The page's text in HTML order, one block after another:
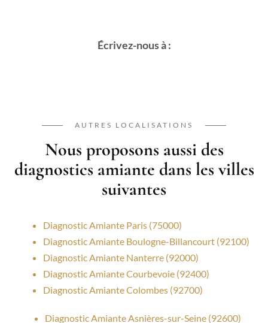
Écrivez-nous à :
AUTRES LOCALISATIONS
Nous proposons aussi des
diagnostics amiante dans les villes
suivantes
Diagnostic Amiante Paris (75000)
Diagnostic Amiante Boulogne-Billancourt (92100)
Diagnostic Amiante Nanterre (92000)
Diagnostic Amiante Courbevoie (92400)
Diagnostic Amiante Colombes (92700)
Diagnostic Amiante Asnières-sur-Seine (92600)